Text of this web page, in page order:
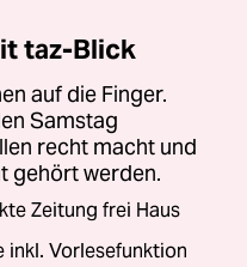
taz-Blick
auf die Finger.
Samstag
recht macht und
gehört werden.
Zeitung frei Haus
inkl. Vorlesefunktion